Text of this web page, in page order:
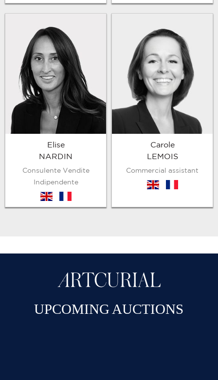
Elise
NARDIN
Consulente Vendite
Indipendente
en
Carole
LEMOIS
Commercial assistant
en
UPCOMING AUCTIONS